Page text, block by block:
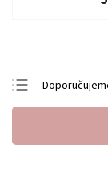
Nejlevnější